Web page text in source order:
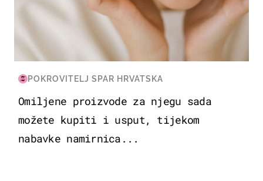
POKROVITELJ SPAR HRVATSKA
Omiljene proizvode za njegu sada
možete kupiti i usput, tijekom
nabavke namirnica...